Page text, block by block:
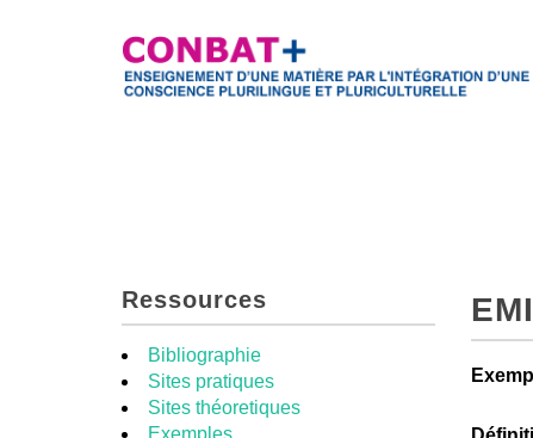
Ressources
Bibliographie
Sites pratiques
Sites théoretiques
Exemples